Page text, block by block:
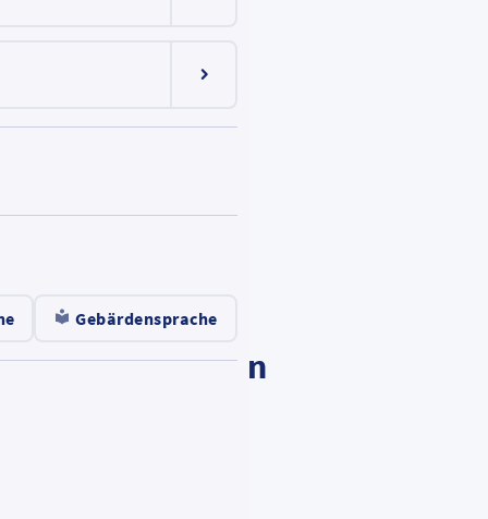
Menüeintrag ein-/ausklappen
Menüeintrag ein-/ausklappen
Gebärdensprache
helfen